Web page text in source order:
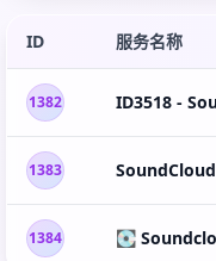
ID 服务名称
1382 ID3518 -
1383
1384 💽